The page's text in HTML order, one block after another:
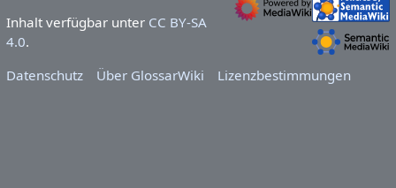
Inhalt verfügbar unter CC BY-SA
4.0.
Datenschutz
Über GlossarWiki Lizenzbestimmungen